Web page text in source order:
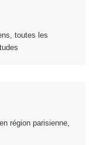
toutes les
en région parisienne,